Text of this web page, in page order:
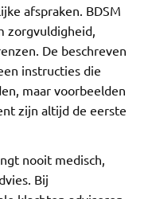
afspraken. BDSM
zorgvuldigheid,
De beschreven
instructies die
maar voorbeelden
zijn altijd de eerste
nooit medisch,
Bij